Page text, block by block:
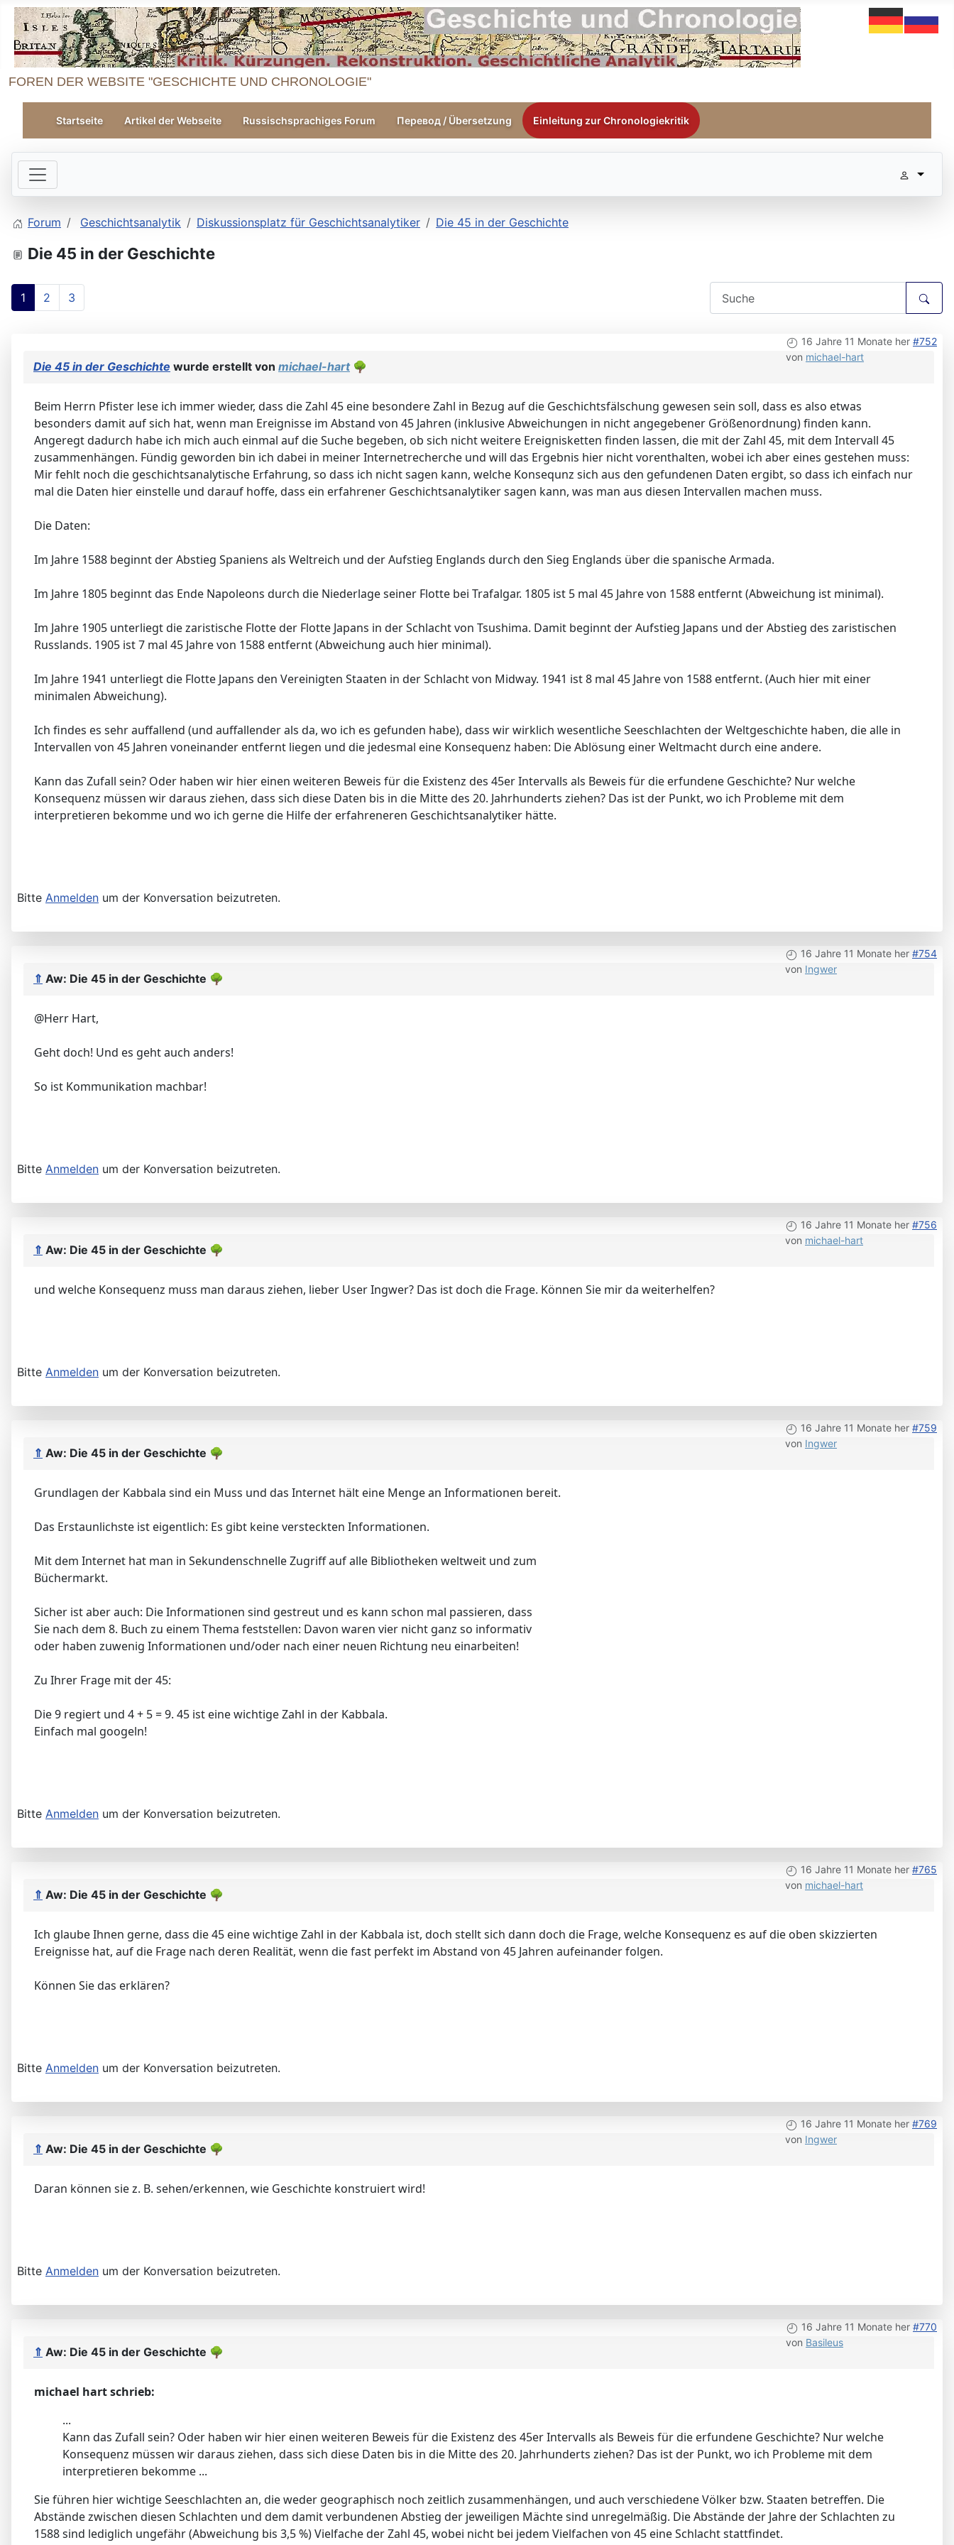
FOREN DER WEBSITE "GESCHICHTE UND CHRONOLOGIE"
Startseite Artikel der Webseite Russischsprachiges Forum Перевод / Übersetzung Einleitung zur Chronologiekritik
Forum Geschichtsanalytik Diskussionsplatz für Geschichtsanalytiker Die 45 in der Geschichte
Die 45 in der Geschichte
1 2 3
16 Jahre 11 Monate her #752
von michael-hart
Die 45 in der Geschichte wurde erstellt von michael-hart 🌳
Beim Herrn Pfister lese ich immer wieder, dass die Zahl 45 eine besondere Zahl in Bezug auf die Geschichtsfälschung gewesen sein soll, dass es also etwas
besonders damit auf sich hat, wenn man Ereignisse im Abstand von 45 Jahren (inklusive Abweichungen in nicht angegebener Größenordnung) finden kann.
Angeregt dadurch habe ich mich auch einmal auf die Suche begeben, ob sich nicht weitere Ereignisketten finden lassen, die mit der Zahl 45, mit dem Intervall 45
zusammenhängen. Fündig geworden bin ich dabei in meiner Internetrecherche und will das Ergebnis hier nicht vorenthalten, wobei ich aber eines gestehen muss:
Mir fehlt noch die geschichtsanalytische Erfahrung, so dass ich nicht sagen kann, welche Konsequnz sich aus den gefundenen Daten ergibt, so dass ich einfach nur
mal die Daten hier einstelle und darauf hoffe, dass ein erfahrener Geschichtsanalytiker sagen kann, was man aus diesen Intervallen machen muss.
Die Daten:
Im Jahre 1588 beginnt der Abstieg Spaniens als Weltreich und der Aufstieg Englands durch den Sieg Englands über die spanische Armada.
Im Jahre 1805 beginnt das Ende Napoleons durch die Niederlage seiner Flotte bei Trafalgar. 1805 ist 5 mal 45 Jahre von 1588 entfernt (Abweichung ist minimal).
Im Jahre 1905 unterliegt die zaristische Flotte der Flotte Japans in der Schlacht von Tsushima. Damit beginnt der Aufstieg Japans und der Abstieg des zaristischen
Russlands. 1905 ist 7 mal 45 Jahre von 1588 entfernt (Abweichung auch hier minimal).
Im Jahre 1941 unterliegt die Flotte Japans den Vereinigten Staaten in der Schlacht von Midway. 1941 ist 8 mal 45 Jahre von 1588 entfernt. (Auch hier mit einer
minimalen Abweichung).
Ich findes es sehr auffallend (und auffallender als da, wo ich es gefunden habe), dass wir wirklich wesentliche Seeschlachten der Weltgeschichte haben, die alle in
Intervallen von 45 Jahren voneinander entfernt liegen und die jedesmal eine Konsequenz haben: Die Ablösung einer Weltmacht durch eine andere.
Kann das Zufall sein? Oder haben wir hier einen weiteren Beweis für die Existenz des 45er Intervalls als Beweis für die erfundene Geschichte? Nur welche
Konsequenz müssen wir daraus ziehen, dass sich diese Daten bis in die Mitte des 20. Jahrhunderts ziehen? Das ist der Punkt, wo ich Probleme mit dem
interpretieren bekomme und wo ich gerne die Hilfe der erfahreneren Geschichtsanalytiker hätte.
Bitte Anmelden um der Konversation beizutreten.
16 Jahre 11 Monate her #754
von Ingwer
⇑ Aw: Die 45 in der Geschichte 🌳
@Herr Hart,
Geht doch! Und es geht auch anders!
So ist Kommunikation machbar!
Bitte Anmelden um der Konversation beizutreten.
16 Jahre 11 Monate her #756
von michael-hart
⇑ Aw: Die 45 in der Geschichte 🌳
und welche Konsequenz muss man daraus ziehen, lieber User Ingwer? Das ist doch die Frage. Können Sie mir da weiterhelfen?
Bitte Anmelden um der Konversation beizutreten.
16 Jahre 11 Monate her #759
von Ingwer
⇑ Aw: Die 45 in der Geschichte 🌳
Grundlagen der Kabbala sind ein Muss und das Internet hält eine Menge an Informationen bereit.
Das Erstaunlichste ist eigentlich: Es gibt keine versteckten Informationen.
Mit dem Internet hat man in Sekundenschnelle Zugriff auf alle Bibliotheken weltweit und zum
Büchermarkt.
Sicher ist aber auch: Die Informationen sind gestreut und es kann schon mal passieren, dass
Sie nach dem 8. Buch zu einem Thema feststellen: Davon waren vier nicht ganz so informativ
oder haben zuwenig Informationen und/oder nach einer neuen Richtung neu einarbeiten!
Zu Ihrer Frage mit der 45:
Die 9 regiert und 4 + 5 = 9. 45 ist eine wichtige Zahl in der Kabbala.
Einfach mal googeln!
Bitte Anmelden um der Konversation beizutreten.
16 Jahre 11 Monate her #765
von michael-hart
⇑ Aw: Die 45 in der Geschichte 🌳
Ich glaube Ihnen gerne, dass die 45 eine wichtige Zahl in der Kabbala ist, doch stellt sich dann doch die Frage, welche Konsequenz es auf die oben skizzierten
Ereignisse hat, auf die Frage nach deren Realität, wenn die fast perfekt im Abstand von 45 Jahren aufeinander folgen.
Können Sie das erklären?
Bitte Anmelden um der Konversation beizutreten.
16 Jahre 11 Monate her #769
von Ingwer
⇑ Aw: Die 45 in der Geschichte 🌳
Daran können sie z. B. sehen/erkennen, wie Geschichte konstruiert wird!
Bitte Anmelden um der Konversation beizutreten.
16 Jahre 11 Monate her #770
von Basileus
⇑ Aw: Die 45 in der Geschichte 🌳
michael hart schrieb:
...
Kann das Zufall sein? Oder haben wir hier einen weiteren Beweis für die Existenz des 45er Intervalls als Beweis für die erfundene Geschichte? Nur welche
Konsequenz müssen wir daraus ziehen, dass sich diese Daten bis in die Mitte des 20. Jahrhunderts ziehen? Das ist der Punkt, wo ich Probleme mit dem
interpretieren bekomme ...
Sie führen hier wichtige Seeschlachten an, die weder geographisch noch zeitlich zusammenhängen, und auch verschiedene Völker bzw. Staaten betreffen. Die
Abstände zwischen diesen Schlachten und dem damit verbundenen Abstieg der jeweiligen Mächte sind unregelmäßig. Die Abstände der Jahre der Schlachten zu
1588 sind lediglich ungefähr (Abweichung bis 3,5 %) Vielfache der Zahl 45, wobei nicht bei jedem Vielfachen von 45 eine Schlacht stattfindet.